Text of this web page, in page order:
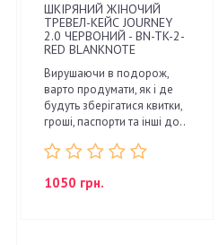
ШКІРЯНИЙ ЖІНОЧИЙ
ТРЕВЕЛ-КЕЙС JOURNEY
2.0 ЧЕРВОНИЙ - BN-TK-2-
RED BLANKNOTE
Вирушаючи в подорож,
варто продумати, як і де
будуть зберігатися квитки,
гроші, паспорти та інші до..
1050 грн.